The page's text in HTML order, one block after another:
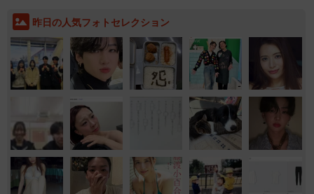
昨日の人気フォトセレクション